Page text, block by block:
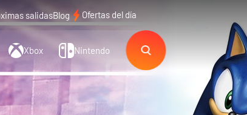
salidasBlog Ofertas del día
Xbox Nintendo